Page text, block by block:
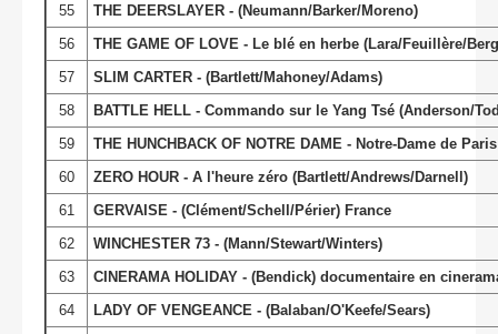
55
THE DEERSLAYER - (Neumann/Barker/Moreno)
56
THE GAME OF LOVE - Le blé en herbe (Lara/Feuillère/
57
SLIM CARTER - (Bartlett/Mahoney/Adams)
58
BATTLE HELL - Commando sur le Yang Tsé (Anderson/
59
THE HUNCHBACK OF NOTRE DAME - Notre-Dame de
60
ZERO HOUR - A l'heure zéro (Bartlett/Andrews/Darnell)
61
GERVAISE - (Clément/Schell/Périer) France
62
WINCHESTER 73 - (Mann/Stewart/Winters)
63
CINERAMA HOLIDAY - (Bendick) documentaire en
64
LADY OF VENGEANCE - (Balaban/O'Keefe/Sears)